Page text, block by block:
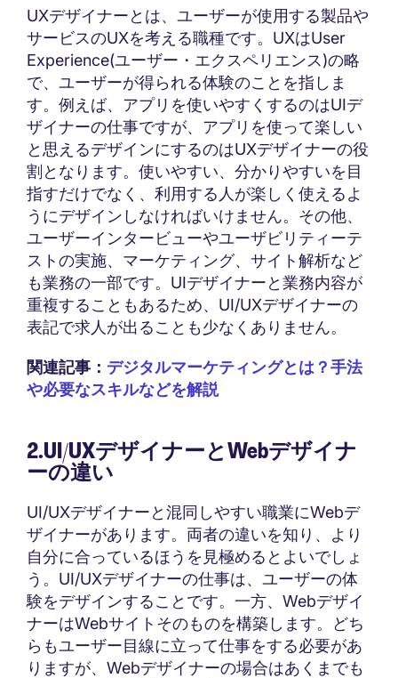
UXデザイナーとは、ユーザーが使用する製品や
サービスのUXを考える職種です。UXはUser
Experience(ユーザー・エクスペリエンス)の略
で、ユーザーが得られる体験のことを指しま
す。例えば、アプリを使いやすくするのはUIデ
ザイナーの仕事ですが、アプリを使って楽しい
と思えるデザインにするのはUXデザイナーの役
割となります。使いやすい、分かりやすいを目
指すだけでなく、利用する人が楽しく使えるよ
うにデザインしなければいけません。その他、
ユーザーインタービューやユーザビリティーテ
ストの実施、マーケティング、サイト解析など
も業務の一部です。UIデザイナーと業務内容が
重複することもあるため、UI/UXデザイナーの
表記で求人が出ることも少なくありません。
関連記事： デジタルマーケティングとは？手法
や必要なスキルなどを解説
2.UI/UXデザイナーとWebデザイナ
ーの違い
UI/UXデザイナーと混同しやすい職業にWebデ
ザイナーがあります。両者の違いを知り、より
自分に合っているほうを見極めるとよいでしょ
う。UI/UXデザイナーの仕事は、ユーザーの体
験をデザインすることです。一方、Webデザイ
ナーはWebサイトそのものを構築します。どち
らもユーザー目線に立って仕事をする必要があ
りますが、Webデザイナーの場合はあくまでも